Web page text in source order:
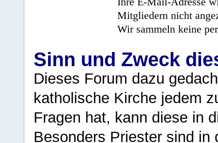
Mitgliedern nicht
Wir sammeln keine
Sinn und Zweck
Dieses Forum dazu
katholische Kirche jedem
Fragen hat, kann diese in
Besonders Priester sind in